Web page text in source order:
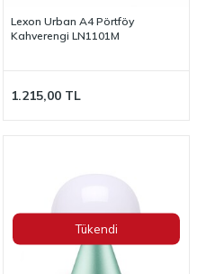
Lexon Urban A4 Pörtföy
Kahverengi LN1101M
1.215,00 TL
Tükendi